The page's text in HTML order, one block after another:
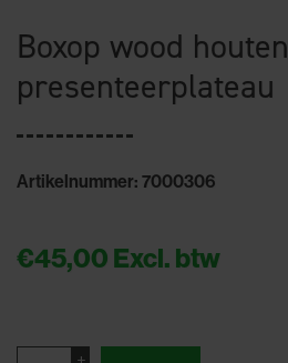
Boxop wood houten
presenteerplateau
Artikelnummer: 7000306
€45,00 Excl. btw